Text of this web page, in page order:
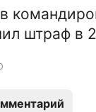
штраф в